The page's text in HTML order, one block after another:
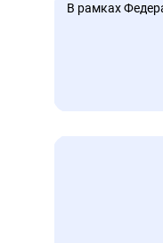
Российская
Управление
Городской
ГБУ ДО КО
В рамках